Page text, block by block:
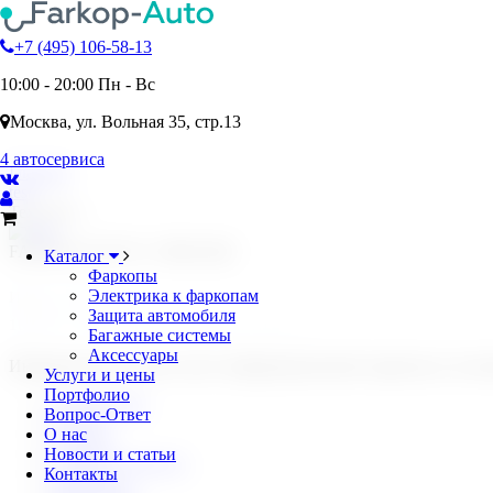
+7 (495) 106-58-13
10:00 - 20:00 Пн - Вс
Москва, ул. Вольная 35, стр.13
4 автосервиса
Каталог
Фаркопы
Электрика к фаркопам
Защита автомобиля
Багажные системы
Аксессуары
Услуги и цены
Портфолио
Вопрос-Ответ
О нас
Новости и статьи
Контакты
Главная
test
Text here....
FARKOP-AUTO © 1996-2026
ИНН: 7716207062
105187, г. Москва, ул. Вольная, 35 стр. 13
Информация на сайте несёт информационный характер и не
О компании
Услуги
Отзывы
Статьи и новости
Контакты